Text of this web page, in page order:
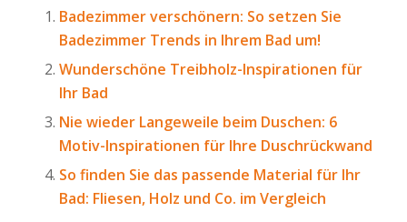
Badezimmer verschönern: So setzen Sie
Badezimmer Trends in Ihrem Bad um!
Wunderschöne Treibholz-Inspirationen für
Ihr Bad
Nie wieder Langeweile beim Duschen: 6
Motiv-Inspirationen für Ihre Duschrückwand
So finden Sie das passende Material für Ihr
Bad: Fliesen, Holz und Co. im Vergleich